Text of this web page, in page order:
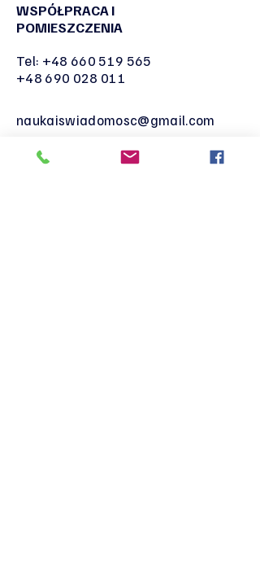
WSPÓŁPRACA I
POMIESZCZENIA
Tel: +48 660 519 565
+48 690 028 011
naukaiswiadomosc@gmail.com